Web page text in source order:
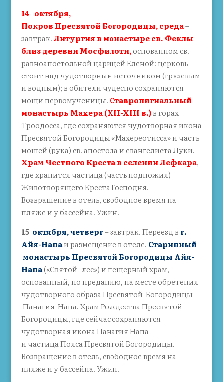
14 октября,
Покров Пресвятой Богородицы, среда–
завтрак.Литургия в монастыре св. Феклы
близ деревни Мосфилоти,основанном св.
равноапостольной царицей Еленой: церковь
стоит над чудотворным источником (грязевым
и водным); в обители чудесно сохраняются
мощи первомученицы. Ставропигиальный
монастырь Махера (XII-XIII в.)в горах
Троодосса, где сохраняются чудотворная икона
Пресвятой Богородицы «Махереотисса» и часть
мощей (рука) св. апостола и евангелиста Луки.
Храм Честного Креста в селении Лефкара,
где хранится частица (часть подножия)
Животворящего Креста Господня.
Возвращение в отель, свободное время на
пляже и у бассейна. Ужин.
15октября, четверг– завтрак. Переезд в г.
Айя-Напаи размещение в отеле. Старинный
монастырь Пресвятой Богородицы Айя-
Напа(«Святой лес») и пещерный храм,
основанный, по преданию, на месте обретения
чудотворного образа Пресвятой Богородицы
Панагия Напа. Храм Рождества Пресвятой
Богородицы, где сейчас сохраняются
чудотворная икона Панагия Напа
и частица Пояса Пресвятой Богородицы.
Возвращение в отель, свободное время на
пляже и у бассейна. Ужин.